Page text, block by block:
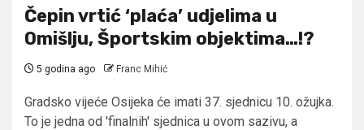
Čepin vrtić ‘plaća’ udjelima u
Omišlju, Športskim objektima…!?
5 godina ago Franc Mihić
Gradsko vijeće Osijeka će imati 37. sjednicu 10. ožujka.
To je jedna od 'finalnih' sjednica u ovom sazivu, a